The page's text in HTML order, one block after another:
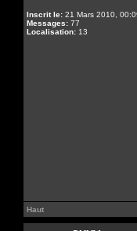
Inscrit le: 21 Mars 2010,
Messages: 77
Localisation: 13
Haut